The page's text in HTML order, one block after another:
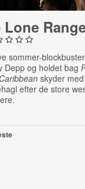
Lone
sommer-
Depp og holdet bag
skyder med
efter de store